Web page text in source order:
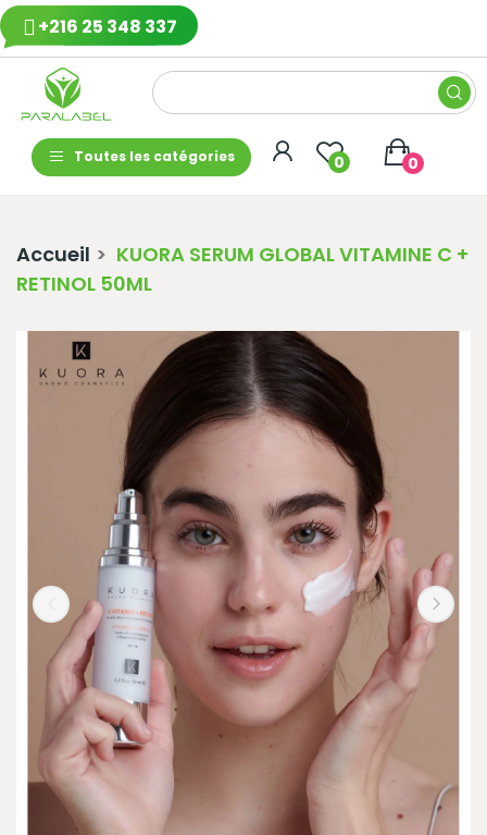
+216 25 348 337
Toutes les catégories 0 0
Accueil
KUORA SERUM GLOBAL VITAMINE C +
RETINOL 50ML